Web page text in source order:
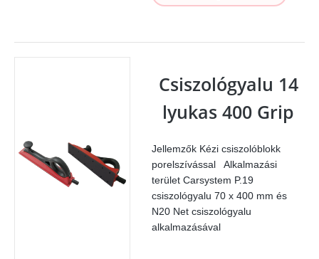
Csiszológyalu 14
lyukas 400 Grip
Jellemzők Kézi csiszolóblokk
porelszívással Alkalmazási
terület Carsystem P.19
csiszológyalu 70 x 400 mm és
N20 Net csiszológyalu
alkalmazásával